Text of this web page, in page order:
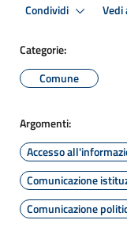
Condividi Vedi
Categorie:
Comune
Argomenti:
Accesso
Comunicazione
Comunicazione